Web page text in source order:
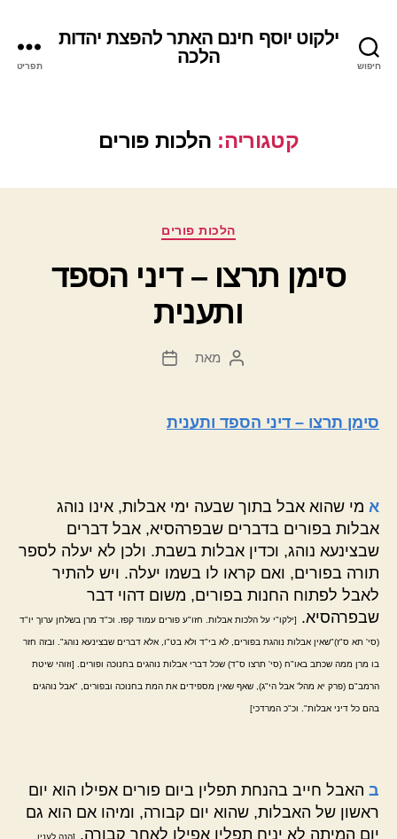
חיפוש
ילקוט יוסף חינם האתר להפצת יהדות
הלכה
תפריט
קטגוריה: הלכות פורים
קטגוריות
הלכות פורים
סימן תרצו – דיני הספד
ותענית
המחבר
מאת
תאריך
סימן תרצו – דיני הספד ותענית
א מי שהוא אבל בתוך שבעה ימי אבלות, אינו נוהג
אבלות בפורים בדברים שבפרהסיא, אבל דברים
שבצינעא נוהג, וכדין אבלות בשבת. ולכן לא יעלה לספר
תורה בפורים, ואם קראו לו בשמו יעלה. ויש להתיר
לאבל לפתוח החנות בפורים, משום דהוי דבר
שבפרהסיא.
[ילקו"י על הלכות אבלות. חזו"ע פורים עמוד קפז. וכ"ד מרן בשלחן ערוך יו"ד
(סי' תא ס"ז)"שאין אבלות נוהגת בפורים, לא בי"ד ולא בט"ו, אלא דברים שבצינעא נוהג". ובזה חזר
בו מרן ממה שכתב באו"ח (סי' תרצו ס"ד) שכל דברי אבלות נוהגים בחנוכה ופורים. [וזוהי שיטת
הרמב"ם (פרק יא מהל' אבל הי"ג), שאף שאין מספידים את המת בחנוכה ובפורים, "אבל נוהגים
בהם כל דיני אבלות". וכ"כ המרדכי]
ב האבל חייב בהנחת תפלין ביום פורים אפילו הוא יום
ראשון של האבלות, שהוא יום קבורה, ומיהו אם הוא גם
יום המיתה לא יניח תפלין אפילו לאחר קבורה.
[הנה לענין